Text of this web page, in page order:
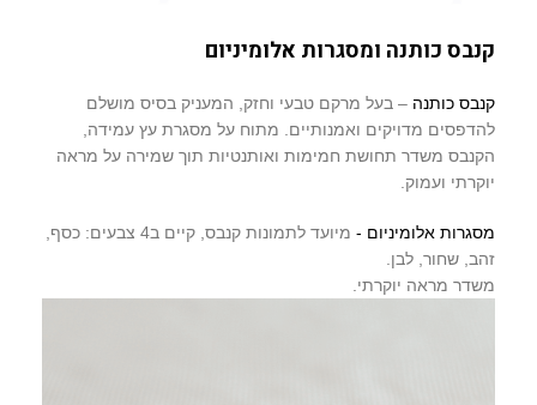
קנבס כותנה ומסגרות אלומיניום
קנבס כותנה – בעל מרקם טבעי וחזק, המעניק בסיס מושלם
להדפסים מדויקים ואמנותיים. מתוח על מסגרת עץ עמידה,
הקנבס משדר תחושת חמימות ואותנטיות תוך שמירה על מראה
יוקרתי ועמוק.
מסגרות אלומיניום -
מיועד לתמונות קנבס, קיים ב4 צבעים: כסף,
זהב, שחור, לבן.
משדר מראה יוקרתי.